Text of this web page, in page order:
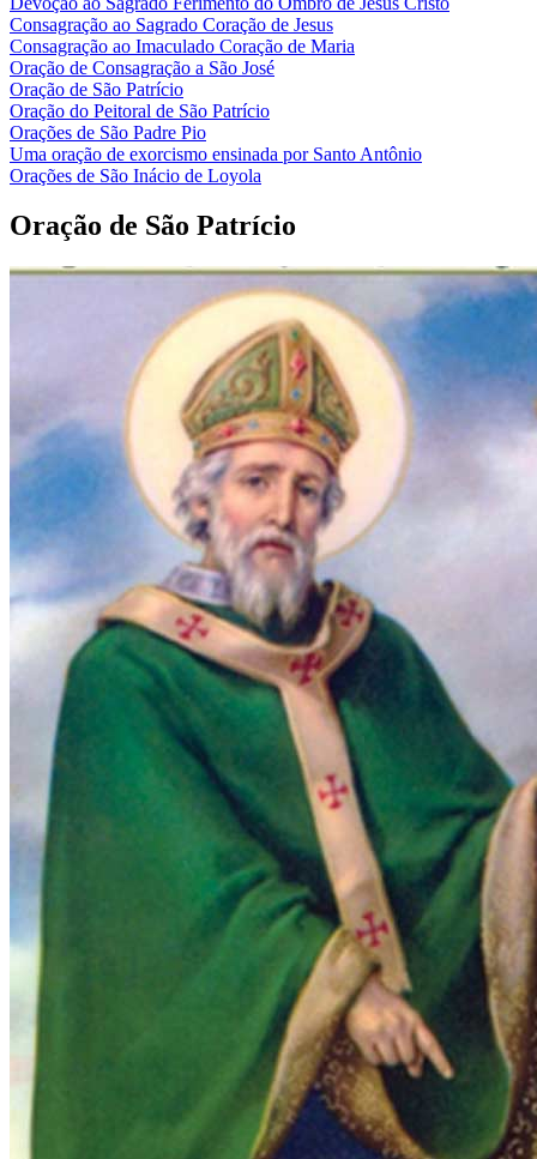
Consagração ao Sagrado Coração de Jesus
Consagração ao Imaculado Coração de Maria
Oração de Consagração a São José
Oração de São Patrício
Oração do Peitoral de São Patrício
Orações de São Padre Pio
Uma oração de exorcismo ensinada por Santo Antônio
Orações de São Inácio de Loyola
Oração de São Patrício